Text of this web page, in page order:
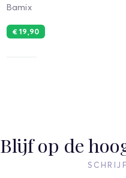
Bamix
€ 19,90
Blijf op de